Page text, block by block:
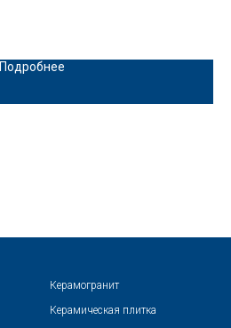
Подробнее
Керамогранит
Керамическая плитка